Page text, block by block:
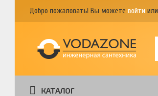
Добро пожаловать! Вы можете войти или
КАТАЛОГ